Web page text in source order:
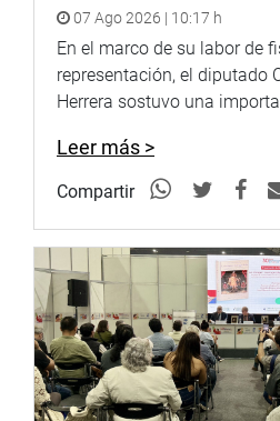
07 Ago 2026 | 10:17 h
En el marco de su labor de
representación, el diputado
Herrera sostuvo una
Leer más >
Compartir